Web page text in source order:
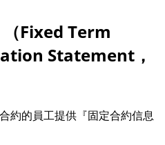
（Fixed Term
Statement，
約的員工提供『固定合約信息